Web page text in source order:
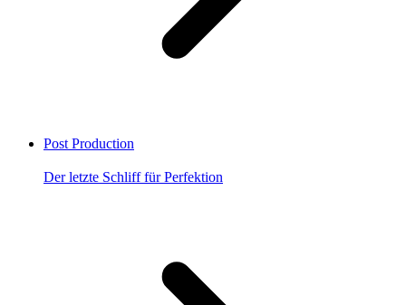
Post Production
Der letzte Schliff für Perfektion